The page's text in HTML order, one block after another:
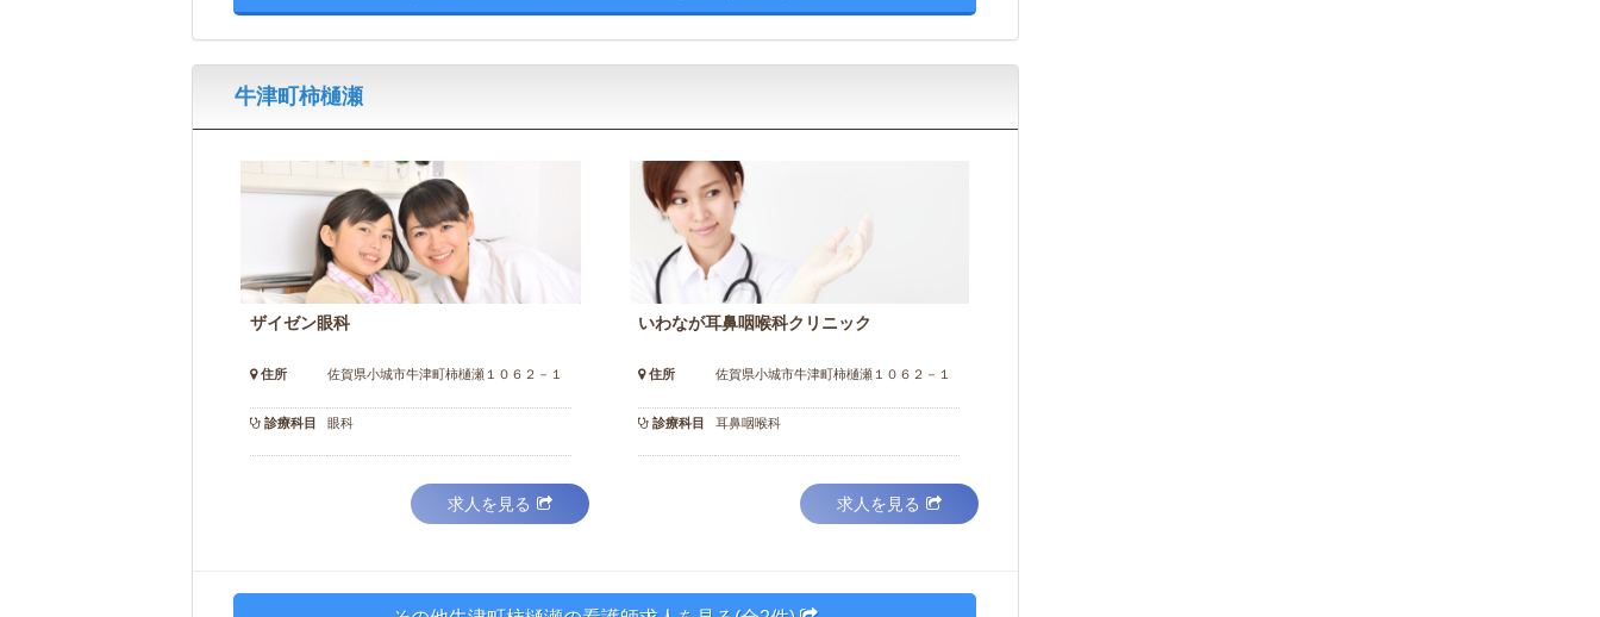
牛津町柿樋瀬
ザイゼン眼科
住所 佐賀県小城市牛津町柿樋瀬１０６２－１
診療科目 眼科
求人を見る
いわなが耳鼻咽喉科クリニック
住所 佐賀県小城市牛津町柿樋瀬１０６２－１
診療科目 耳鼻咽喉科
求人を見る